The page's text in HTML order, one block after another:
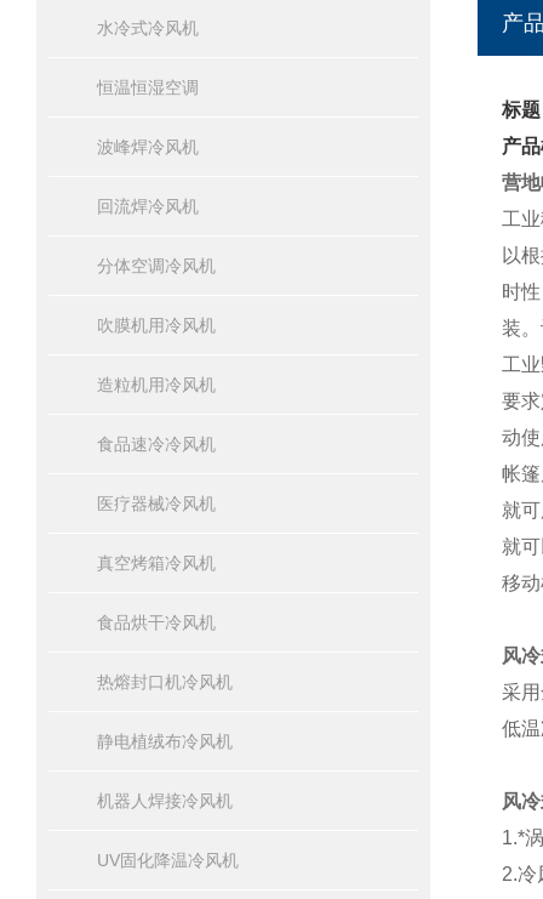
水冷式冷风机
恒温恒湿空调
波峰焊冷风机
回流焊冷风机
分体空调冷风机
吹膜机用冷风机
造粒机用冷风机
食品速冷冷风机
医疗器械冷风机
真空烤箱冷风机
食品烘干冷风机
热熔封口机冷风机
静电植绒布冷风机
机器人焊接冷风机
UV固化降温冷风机
产
标
产
营
工
以
时
装
工
要
动
帐
就
就
移
风
采
低
风
1.*
2.冷